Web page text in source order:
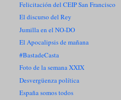
Felicitación del CEIP San Francisco
El discurso del Rey
Jumilla en el NO-DO
El Apocalipsis de mañana
#BastadeCasta
Foto de la semana XXIX
Desvergüenza política
España somos todos